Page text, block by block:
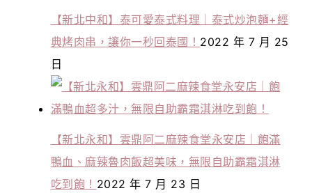
【新北中和】泰可愛泰式料理｜泰式炒泡麵+經
典烤肉串，讓你一秒回泰國！ 2022 年 7 月 25
日
【新北永和】雲鼎阿二麻辣食堂永安店｜飽滿
鴨血、麻辣魯肉飯超美味，無限自助霸霜淇淋
吃到飽！ 2022 年 7 月 23 日